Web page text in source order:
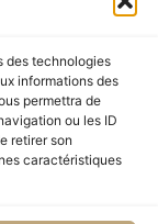
des technologies
informations des
permettra de
ou les ID
retirer son
caractéristiques